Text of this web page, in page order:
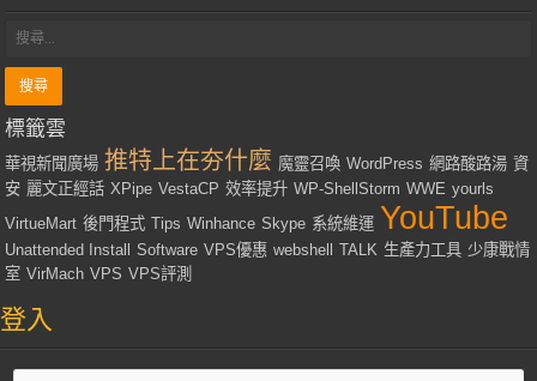
標籤雲
華視新聞廣場 推特上在夯什麼 魔靈召喚 WordPress 網路酸路湯 資
安 麗文正經話 XPipe VestaCP 效率提升 WP-ShellStorm WWE yourls
VirtueMart 後門程式 Tips Winhance Skype 系統維運 YouTube
Unattended Install Software VPS優惠 webshell TALK 生產力工具 少康戰情
室 VirMach VPS VPS評測
登入